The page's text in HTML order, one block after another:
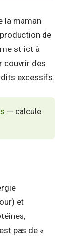
la maman
de
strict à
couvrir des
excessifs.
— calcule
et
pas de «